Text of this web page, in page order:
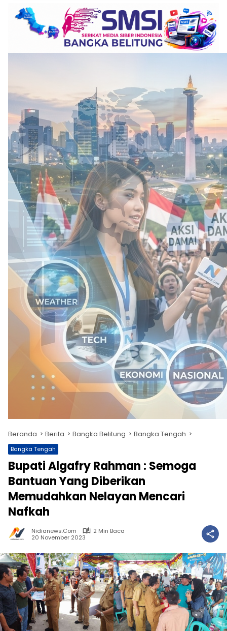
Beranda Berita Bangka Belitung Bangka Tengah
Bangka Tengah
Bupati Algafry Rahman : Semoga
Bantuan Yang Diberikan
Memudahkan Nelayan Mencari
Nafkah
Nidianews.com
2 Min Baca
20 November 2023